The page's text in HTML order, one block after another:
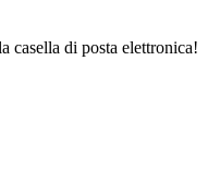
casella di posta elettronica!